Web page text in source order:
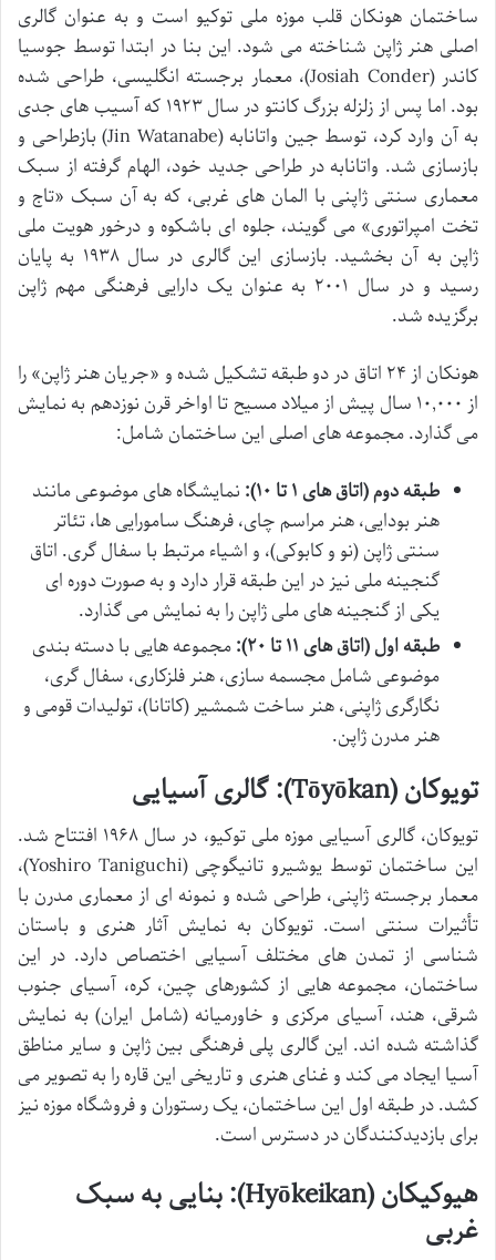
ساختمان هونکان قلب موزه ملی توکیو است و به عنوان گالری
اصلی هنر ژاپن شناخته می شود. این بنا در ابتدا توسط جوسیا
کاندر (Josiah Conder)، معمار برجسته انگلیسی، طراحی شده
بود. اما پس از زلزله بزرگ کانتو در سال ۱۹۲۳ که آسیب های جدی
به آن وارد کرد، توسط جین واتانابه (Jin Watanabe) بازطراحی و
بازسازی شد. واتانابه در طراحی جدید خود، الهام گرفته از سبک
معماری سنتی ژاپنی با المان های غربی، که به آن سبک «تاج و
تخت امپراتوری» می گویند، جلوه ای باشکوه و درخور هویت ملی
ژاپن به آن بخشید. بازسازی این گالری در سال ۱۹۳۸ به پایان
رسید و در سال ۲۰۰۱ به عنوان یک دارایی فرهنگی مهم ژاپن
برگزیده شد.
هونکان از ۲۴ اتاق در دو طبقه تشکیل شده و «جریان هنر ژاپن» را
از ۱۰,۰۰۰ سال پیش از میلاد مسیح تا اواخر قرن نوزدهم به نمایش
می گذارد. مجموعه های اصلی این ساختمان شامل:
طبقه دوم (اتاق های ۱ تا ۱۰):
نمایشگاه های موضوعی مانند
هنر بودایی، هنر مراسم چای، فرهنگ سامورایی ها، تئاتر
سنتی ژاپن (نو و کابوکی)، و اشیاء مرتبط با سفال گری. اتاق
گنجینه ملی نیز در این طبقه قرار دارد و به صورت دوره ای
یکی از گنجینه های ملی ژاپن را به نمایش می گذارد.
طبقه اول (اتاق های ۱۱ تا ۲۰):
مجموعه هایی با دسته بندی
موضوعی شامل مجسمه سازی، هنر فلزکاری، سفال گری،
نگارگری ژاپنی، هنر ساخت شمشیر (کاتانا)، تولیدات قومی و
هنر مدرن ژاپن.
تویوکان (Tōyōkan): گالری آسیایی
تویوکان، گالری آسیایی موزه ملی توکیو، در سال ۱۹۶۸ افتتاح شد.
این ساختمان توسط یوشیرو تانیگوچی (Yoshiro Taniguchi)،
معمار برجسته ژاپنی، طراحی شده و نمونه ای از معماری مدرن با
تأثیرات سنتی است. تویوکان به نمایش آثار هنری و باستان
شناسی از تمدن های مختلف آسیایی اختصاص دارد. در این
ساختمان، مجموعه هایی از کشورهای چین، کره، آسیای جنوب
شرقی، هند، آسیای مرکزی و خاورمیانه (شامل ایران) به نمایش
گذاشته شده اند. این گالری پلی فرهنگی بین ژاپن و سایر مناطق
آسیا ایجاد می کند و غنای هنری و تاریخی این قاره را به تصویر می
کشد. در طبقه اول این ساختمان، یک رستوران و فروشگاه موزه نیز
برای بازدیدکنندگان در دسترس است.
هیوکیکان (Hyōkeikan): بنایی به سبک
غربی